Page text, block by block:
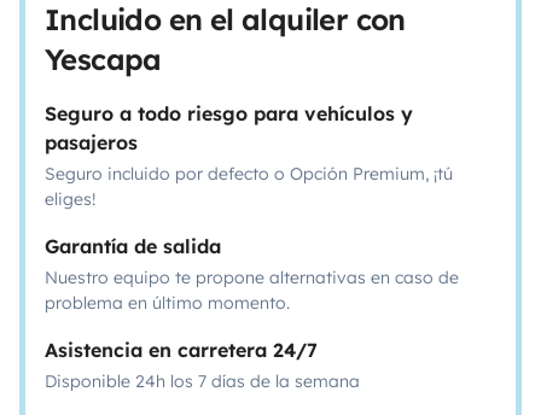
Incluido en el alquiler con
Yescapa
Seguro a todo riesgo para vehículos y
pasajeros
Seguro incluido por defecto o Opción Premium, ¡tú
eliges!
Garantía de salida
Nuestro equipo te propone alternativas en caso de
problema en último momento.
Asistencia en carretera 24/7
Disponible 24h los 7 días de la semana